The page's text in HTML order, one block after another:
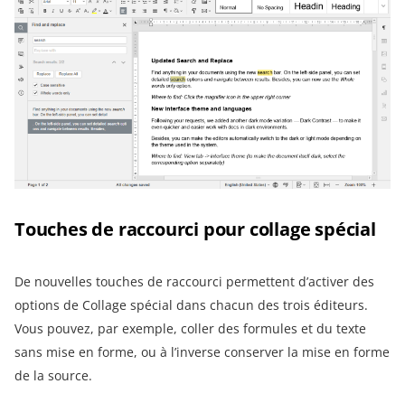
Touches de raccourci pour collage spécial
De nouvelles touches de raccourci permettent d’activer des
options de Collage spécial dans chacun des trois éditeurs.
Vous pouvez, par exemple, coller des formules et du texte
sans mise en forme, ou à l’inverse conserver la mise en forme
de la source.